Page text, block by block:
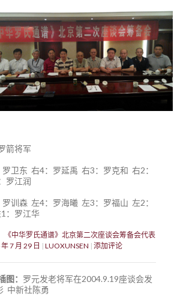
箭将军
罗卫东 右4：罗延禹 右3：罗克和 右2：
罗江润
罗训森 左4：罗海曦 左3：罗福山 左2：
：罗江华
《中华罗氏通谱》北京第二次座谈会筹备会代表
7 月 29 日 LUOXUNSEN 添加评论
图： 罗元发老将军在2004.9.19座谈会发
中新社陈勇